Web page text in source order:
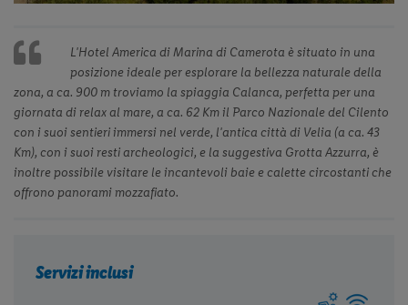
L'Hotel America di Marina di Camerota è situato in una
posizione ideale per esplorare la bellezza naturale della
zona, a ca. 900 m troviamo la spiaggia Calanca, perfetta per una
giornata di relax al mare, a ca. 62 Km il Parco Nazionale del Cilento
con i suoi sentieri immersi nel verde, l'antica città di Velia (a ca. 43
Km), con i suoi resti archeologici, e la suggestiva Grotta Azzurra, è
inoltre possibile visitare le incantevoli baie e calette circostanti che
offrono panorami mozzafiato.
Servizi inclusi